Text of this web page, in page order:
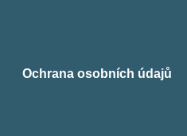
Ochrana osobních údajů